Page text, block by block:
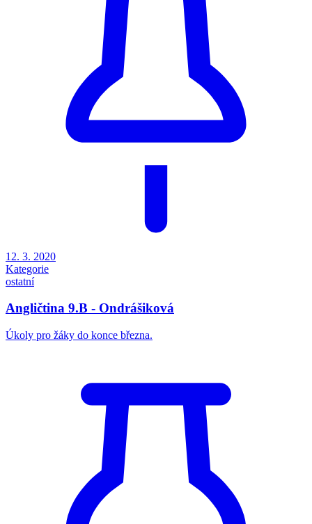
12. 3. 2020
Kategorie
ostatní
Angličtina 9.B - Ondrášiková
Úkoly pro žáky do konce března.